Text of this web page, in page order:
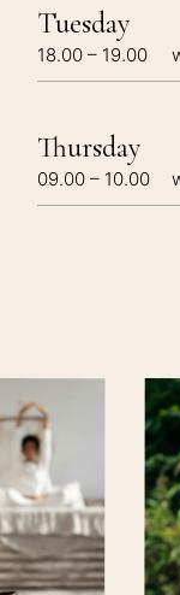
Tuesday
18.00 – 19.00
Thursday
09.00 – 10.00